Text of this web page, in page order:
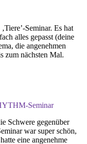
Seminar. Es hat
alles gepasst (deine
die angenehmen
zum nächsten Mal.
Seminar
Schwere gegenüber
war super schön,
eine angenehme